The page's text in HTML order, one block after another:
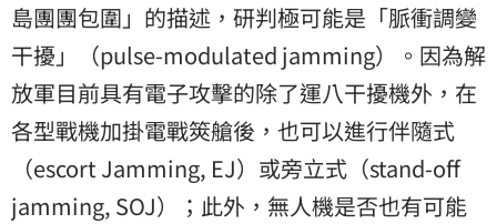
島團團包圍」的描述，研判極可能是「脈衝調變
干擾」（pulse-modulated jamming）。因為解
放軍目前具有電子攻擊的除了運八干擾機外，在
各型戰機加掛電戰筴艙後，也可以進行伴隨式
（escort Jamming, EJ）或旁立式（stand-off
jamming, SOJ）；此外，無人機是否也有可能